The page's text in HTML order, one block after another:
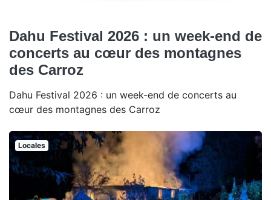
Dahu Festival 2026 : un week-end de
concerts au cœur des montagnes
des Carroz
Dahu Festival 2026 : un week-end de concerts au
cœur des montagnes des Carroz
Locales